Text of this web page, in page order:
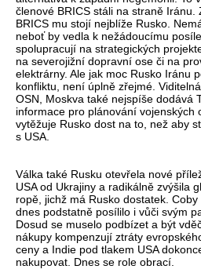
členové BRICS stáli na straně
BRICS mu stojí nejblíže Rusko.
neboť by vedla k nežádoucímu
spolupracují na strategických
na severojižní dopravní ose či na
elektrárny. Ale jak moc Rusko Iránu
konfliktu, není úplně zřejmé.
OSN, Moskva také nejspíše dodává
informace pro plánování vojenských
vytěžuje Rusko dost na to, než aby
s USA.
Válka také Rusku otevřela nové
USA od Ukrajiny a radikálně zvýšila
ropě, jichž má Rusko dostatek.
dnes podstatně posílilo i vůči svým
Dosud se muselo podbízet a být
nákupy kompenzují ztráty
ceny a Indie pod tlakem USA
nakupovat. Dnes se role obrací.